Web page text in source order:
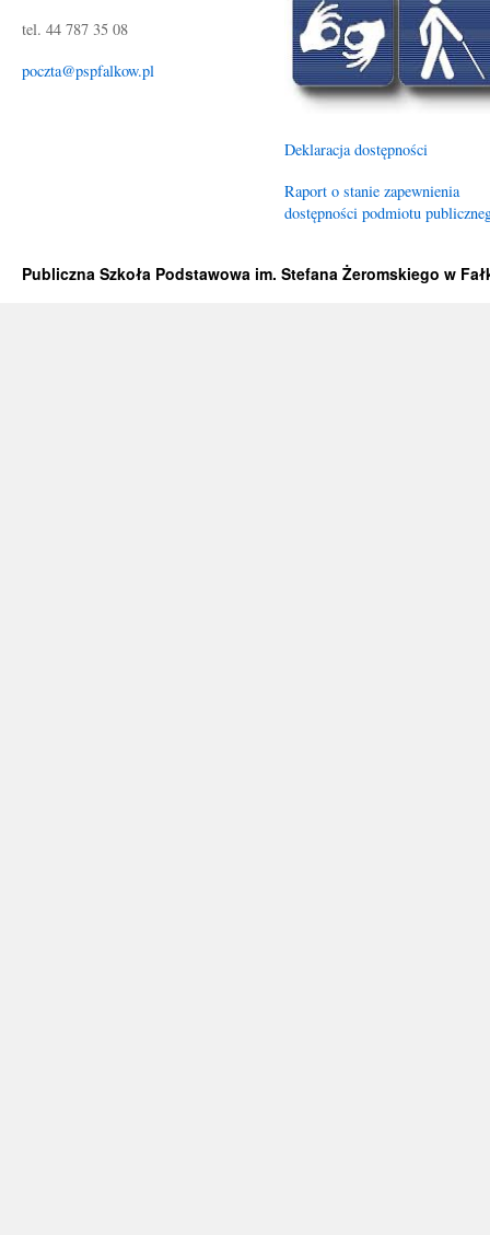
tel. 44 787 35 08
poczta@pspfalkow.pl
Deklaracja dostępności
Raport o stanie zapewnienia
dostępności podmiotu
Publiczna Szkoła Podstawowa im. Stefana Żeromskiego w